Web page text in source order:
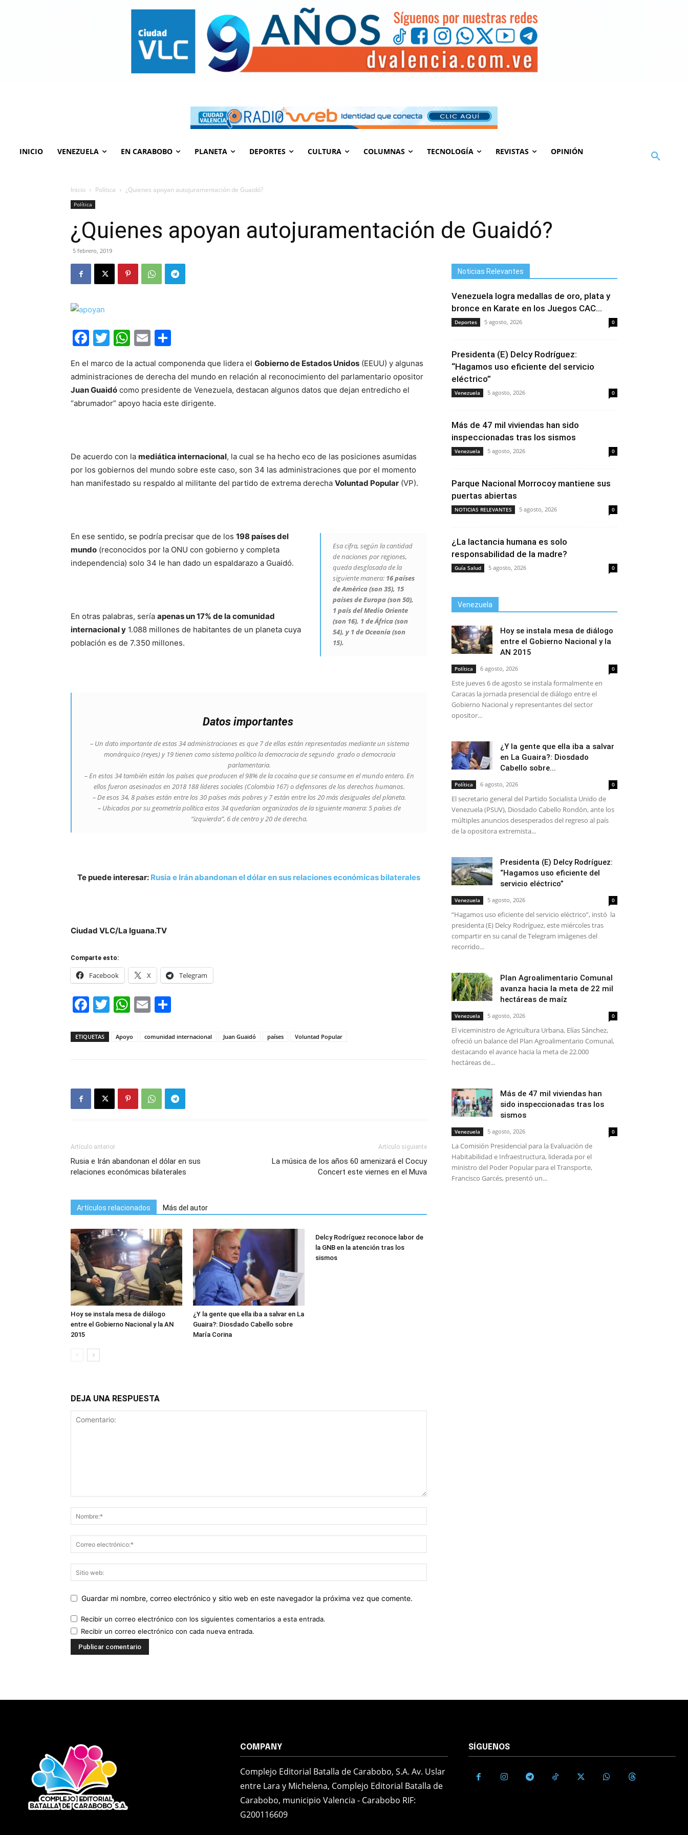
INICIO VENEZUELA EN CARABOBO PLANETA DEPORTES CULTURA COLUMNAS TECNOLOGÍA REVISTAS OPINIÓN
Inicio Política ¿Quienes apoyan autojuramentación de Guaidó?
Política
¿Quienes apoyan autojuramentación de Guaidó?
5 febrero, 2019
Facebook
Twitter
WhatsApp
Email
En el marco de la actual componenda que lidera el Gobierno de Estados Unidos (EEUU) y algunas
administraciones de derecha del mundo en relación al reconocimiento del parlamentario opositor
Juan Guaidó como presidente de Venezuela, destacan algunos datos que dejan entredicho el
“abrumador” apoyo hacia este dirigente.
De acuerdo con la mediática internacional, la cual se ha hecho eco de las posiciones asumidas
por los gobiernos del mundo sobre este caso, son 34 las administraciones que por el momento
han manifestado su respaldo al militante del partido de extrema derecha Voluntad Popular (VP).
Esa cifra, según la cantidad
de naciones por regiones,
queda desglosada de la
siguiente manera: 16 países
de América (son 35), 15
países de Europa (son 50),
1 país del Medio Oriente
(son 16), 1 de África (son
54), y 1 de Oceanía (son
15).
En ese sentido, se podría precisar que de los 198 países del
mundo (reconocidos por la ONU con gobierno y completa
independencia) solo 34 le han dado un espaldarazo a Guaidó.
En otras palabras, sería apenas un 17% de la comunidad
internacional y 1.088 millones de habitantes de un planeta cuya
población es de 7.350 millones.
Datos importantes
– Un dato importante de estas 34 administraciones es que 7 de ellas están representadas mediante un sistema
monárquico (reyes) y 19 tienen como sistema político la democracia de segundo grado o democracia
parlamentaria.
– En estos 34 también están los países que producen el 98% de la cocaína que se consume en el mundo entero. En
ellos fueron asesinados en 2018 188 líderes sociales (Colombia 167) o defensores de los derechos humanos.
– De esos 34, 8 países están entre los 30 países más pobres y 7 están entre los 20 más desiguales del planeta.
– Ubicados por su geometría política estos 34 quedarían organizados de la siguiente manera: 5 países de
“izquierda”, 6 de centro y 20 de derecha.
Te puede interesar: Rusia e Irán abandonan el dólar en sus relaciones económicas bilaterales
Ciudad VLC/La Iguana.TV
Comparte esto:
Facebook X Telegram
Facebook
Twitter
WhatsApp
Email
ETIQUETAS Apoyo comunidad internacional Juan Guaidó países Voluntad Popular
Artículo anterior
Rusia e Irán abandonan el dólar en sus
relaciones económicas bilaterales
Artículo siguiente
La música de los años 60 amenizará el Cocuy
Concert este viernes en el Muva
Artículos relacionados Más del autor
Hoy se instala mesa de diálogo
entre el Gobierno Nacional y la AN
2015
¿Y la gente que ella iba a salvar en La
Guaira?: Diosdado Cabello sobre
María Corina
Delcy Rodríguez reconoce labor de
la GNB en la atención tras los
sismos
DEJA UNA RESPUESTA
Guardar mi nombre, correo electrónico y sitio web en este navegador la próxima vez que comente.
Recibir un correo electrónico con los siguientes comentarios a esta entrada.
Recibir un correo electrónico con cada nueva entrada.
Noticias Relevantes
Venezuela logra medallas de oro, plata y
bronce en Karate en los Juegos CAC...
Deportes 5 agosto, 2026 0
Presidenta (E) Delcy Rodríguez:
“Hagamos uso eficiente del servicio
eléctrico”
Venezuela 5 agosto, 2026 0
Más de 47 mil viviendas han sido
inspeccionadas tras los sismos
Venezuela 5 agosto, 2026 0
Parque Nacional Morrocoy mantiene sus
puertas abiertas
NOTICIAS RELEVANTES 5 agosto, 2026 0
¿La lactancia humana es solo
responsabilidad de la madre?
Guía Salud 5 agosto, 2026 0
Venezuela
Hoy se instala mesa de diálogo
entre el Gobierno Nacional y la
AN 2015
Política 6 agosto, 2026 0
Este jueves 6 de agosto se instala formalmente en
Caracas la jornada presencial de diálogo entre el
Gobierno Nacional y representantes del sector
opositor...
¿Y la gente que ella iba a salvar
en La Guaira?: Diosdado
Cabello sobre...
Política 6 agosto, 2026 0
El secretario general del Partido Socialista Unido de
Venezuela (PSUV), Diosdado Cabello Rondón, ante los
múltiples anuncios desesperados del regreso al país
de la opositora extremista...
Presidenta (E) Delcy Rodríguez:
“Hagamos uso eficiente del
servicio eléctrico”
Venezuela 5 agosto, 2026 0
“Hagamos uso eficiente del servicio eléctrico”, instó la
presidenta (E) Delcy Rodríguez, este miércoles tras
compartir en su canal de Telegram imágenes del
recorrido...
Plan Agroalimentario Comunal
avanza hacia la meta de 22 mil
hectáreas de maíz
Venezuela 5 agosto, 2026 0
El viceministro de Agricultura Urbana, Elías Sánchez,
ofreció un balance del Plan Agroalimentario Comunal,
destacando el avance hacia la meta de 22.000
hectáreas de...
Más de 47 mil viviendas han
sido inspeccionadas tras los
sismos
Venezuela 5 agosto, 2026 0
La Comisión Presidencial para la Evaluación de
Habitabilidad e Infraestructura, liderada por el
ministro del Poder Popular para el Transporte,
Francisco Garcés, presentó un...
COMPANY
Complejo Editorial Batalla de Carabobo, S.A. Av. Uslar
entre Lara y Michelena, Complejo Editorial Batalla de
Carabobo, municipio Valencia - Carabobo RIF:
G200116609
SÍGUENOS